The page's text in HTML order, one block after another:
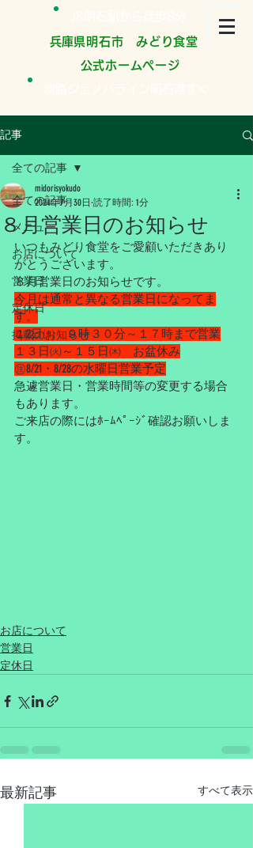
​兵庫県明石市 みどり食堂
公式ホームページ
記事
全ての記事
メニュー
お店について
営業日
定休日
掲載のお知らせ
全ての記事
８月営業日のお知らせ
midorisyokudo
2024年7月30日 読了時間: 1分
いつもみどり食堂をご愛顧いただきあり
がとうございます。
８月営業日のお知らせです。
今月は通常と異なる営業日になってま
す。
１2日㈪　９時３０分～１７時まで営業
１３日㈫～１５日㈭　お盆休み
㊟8/21・8/28の水曜日営業予定
急遽営業日・営業時間等の変更する場合
もあります。
ご来店の際にはﾎｰﾑﾍﾟｰｼﾞ確認お願いしま
す。
お店について
営業日
定休日
最新記事 すべて表示